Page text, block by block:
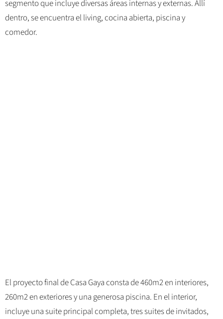
segmento que incluye diversas áreas internas y externas. Allí
dentro, se encuentra el living, cocina abierta, piscina y
comedor.
El proyecto final de Casa Gaya consta de 460m2 en interiores,
260m2 en exteriores y una generosa piscina. En el interior,
incluye una suite principal completa, tres suites de invitados,